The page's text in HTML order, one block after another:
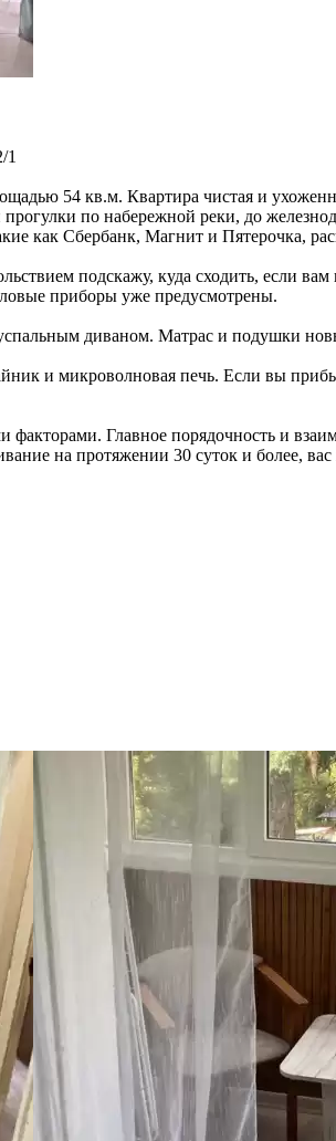
1
54 кв.м. Квартира чистая и
по набережной реки, до
как Сбербанк, Магнит и Пятерочка,
подскажу, куда сходить, если
приборы уже предусмотрены.
диваном. Матрас и подушки
и микроволновая печь. Если вы
Главное порядочность и
на протяжении 30 суток и более,